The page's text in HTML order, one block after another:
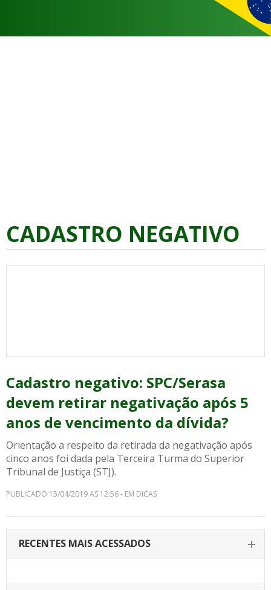
CADASTRO NEGATIVO
Cadastro negativo: SPC/Serasa
devem retirar negativação após 5
anos de vencimento da dívida?
Orientação a respeito da retirada da negativação após
cinco anos foi dada pela Terceira Turma do Superior
Tribunal de Justiça (STJ).
PUBLICADO 15/04/2019 AS 12:56 - EM DICAS
RECENTES MAIS ACESSADOS